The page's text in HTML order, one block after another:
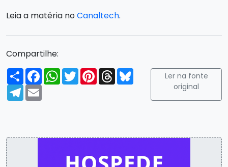
Leia a matéria noCanaltech.
Compartilhe:
Compartilhar
FacebookWhatsApp
TwitterPinterest
ThreadsBluesky
Telegram
Email
Ler na fonte
original